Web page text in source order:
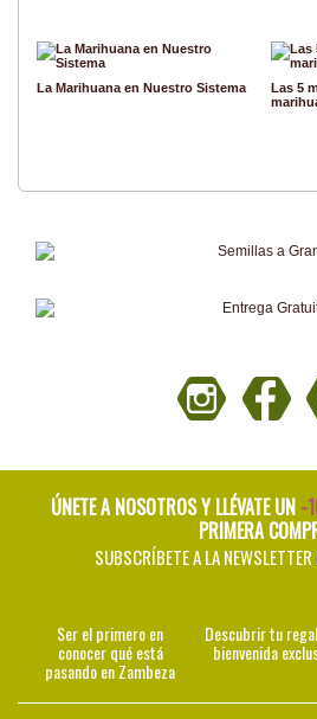
La Marihuana en Nuestro Sistema
Las 5
ÚNETE A NOSOTROS Y LLÉVATE UN -
PRIMERA
SUBSCRÍBETE A LA
Ser el primero en
conocer qué está
pasando en Zambeza
Descubrir tu
bienvenida